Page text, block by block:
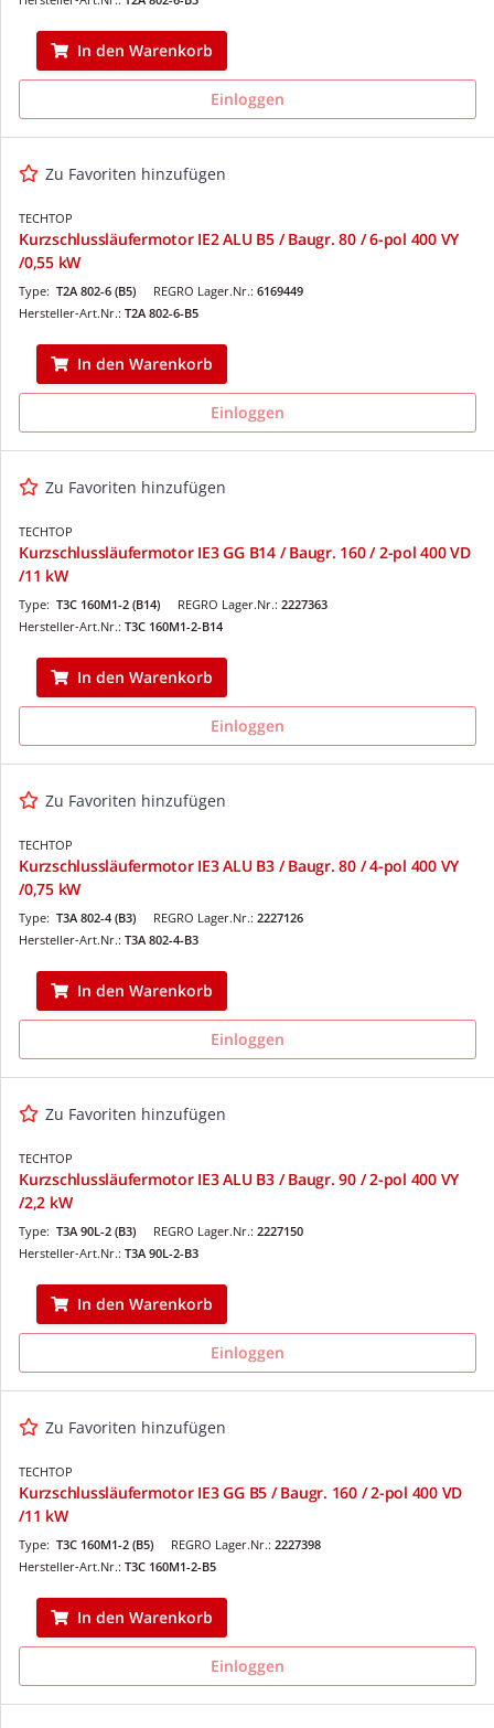
In den Warenkorb
Einloggen
Zu Favoriten hinzufügen
TECHTOP
Kurzschlussläufermotor IE2 ALU B5 / Baugr. 80 / 6-pol 400 VY
/0,55 kW
REGRO Lager.Nr.: 6169449
Type: T2A 802-6 (B5)
Hersteller-Art.Nr.: T2A 802-6-B5
In den Warenkorb
Einloggen
Zu Favoriten hinzufügen
TECHTOP
Kurzschlussläufermotor IE3 GG B14 / Baugr. 160 / 2-pol 400 VD
/11 kW
REGRO Lager.Nr.: 2227363
Type: T3C 160M1-2 (B14)
Hersteller-Art.Nr.: T3C 160M1-2-B14
In den Warenkorb
Einloggen
Zu Favoriten hinzufügen
TECHTOP
Kurzschlussläufermotor IE3 ALU B3 / Baugr. 80 / 4-pol 400 VY
/0,75 kW
REGRO Lager.Nr.: 2227126
Type: T3A 802-4 (B3)
Hersteller-Art.Nr.: T3A 802-4-B3
In den Warenkorb
Einloggen
Zu Favoriten hinzufügen
TECHTOP
Kurzschlussläufermotor IE3 ALU B3 / Baugr. 90 / 2-pol 400 VY
/2,2 kW
REGRO Lager.Nr.: 2227150
Type: T3A 90L-2 (B3)
Hersteller-Art.Nr.: T3A 90L-2-B3
In den Warenkorb
Einloggen
Zu Favoriten hinzufügen
TECHTOP
Kurzschlussläufermotor IE3 GG B5 / Baugr. 160 / 2-pol 400 VD
/11 kW
REGRO Lager.Nr.: 2227398
Type: T3C 160M1-2 (B5)
Hersteller-Art.Nr.: T3C 160M1-2-B5
In den Warenkorb
Einloggen